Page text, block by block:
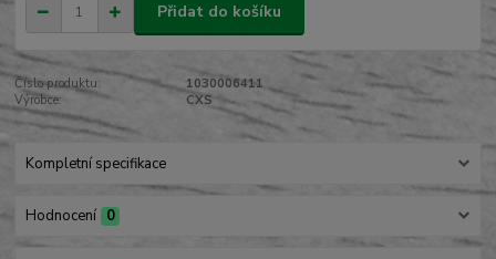
Přidat do košíku
Číslo produktu:
1030006411
Výrobce:
CXS
Kompletní specifikace
Hodnocení 0